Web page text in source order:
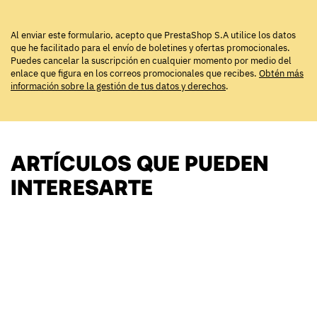
Al enviar este formulario, acepto que PrestaShop S.A utilice los datos
que he facilitado para el envío de boletines y ofertas promocionales.
Puedes cancelar la suscripción en cualquier momento por medio del
enlace que figura en los correos promocionales que recibes. Obtén más
información sobre la gestión de tus datos y derechos.
ARTÍCULOS QUE PUEDEN
INTERESARTE